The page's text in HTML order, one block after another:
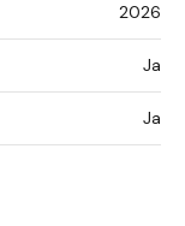
2026
Ja
Ja